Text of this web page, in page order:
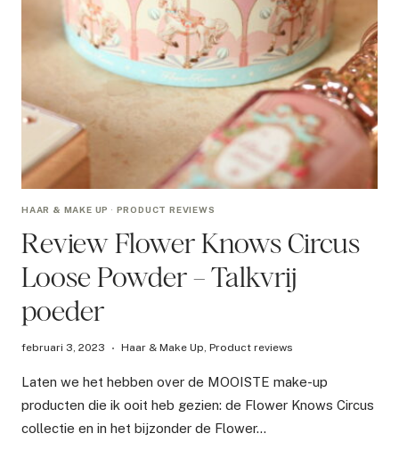
HAAR & MAKE UP · PRODUCT REVIEWS
Review Flower Knows Circus
Loose Powder – Talkvrij
poeder
februari 3, 2023 Haar & Make Up,Product reviews
Laten we het hebben over de MOOISTE make-up
producten die ik ooit heb gezien: de Flower Knows Circus
collectie en in het bijzonder de Flower…